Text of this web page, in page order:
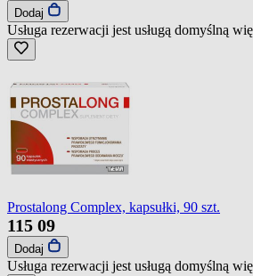
Dodaj
Usługa rezerwacji jest usługą domyślną
Prostalong Complex, kapsułki, 90 szt.
115 09
Dodaj
Usługa rezerwacji jest usługą domyślną